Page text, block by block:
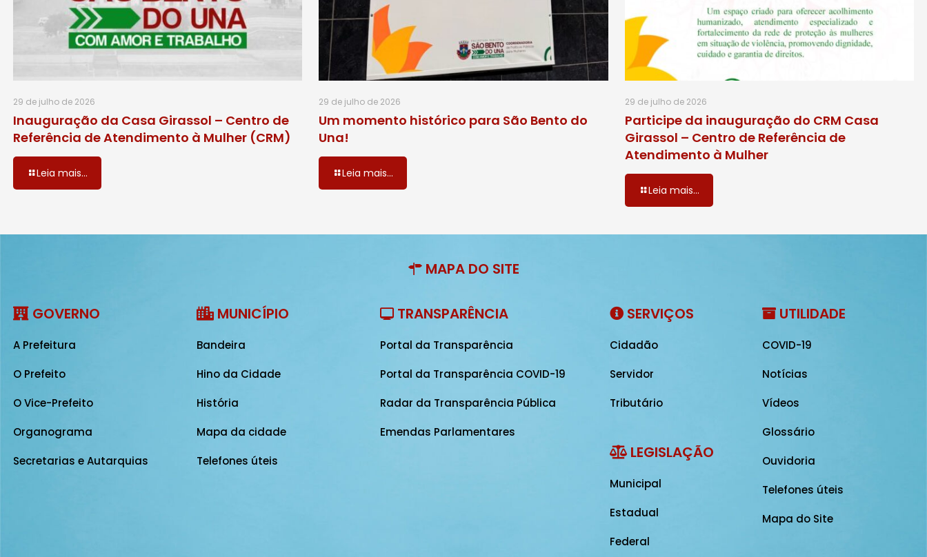
29 de julho de 2026
Inauguração da Casa Girassol – Centro de
Referência de Atendimento à Mulher (CRM)
Leia mais...
29 de julho de 2026
Um momento histórico para São Bento do
Una!
Leia mais...
29 de julho de 2026
Participe da inauguração do CRM Casa
Girassol – Centro de Referência de
Atendimento à Mulher
Leia mais...
MAPA DO SITE
GOVERNO
A Prefeitura
O Prefeito
O Vice-Prefeito
Organograma
Secretarias e Autarquias
MUNICÍPIO
Bandeira
Hino da Cidade
História
Mapa da cidade
Telefones úteis
TRANSPARÊNCIA
Portal da Transparência
Portal da Transparência COVID-19
Radar da Transparência Pública
Emendas Parlamentares
SERVIÇOS
Cidadão
Servidor
Tributário
LEGISLAÇÃO
Municipal
Estadual
Federal
UTILIDADE
COVID-19
Notícias
Vídeos
Glossário
Ouvidoria
Telefones úteis
Mapa do Site